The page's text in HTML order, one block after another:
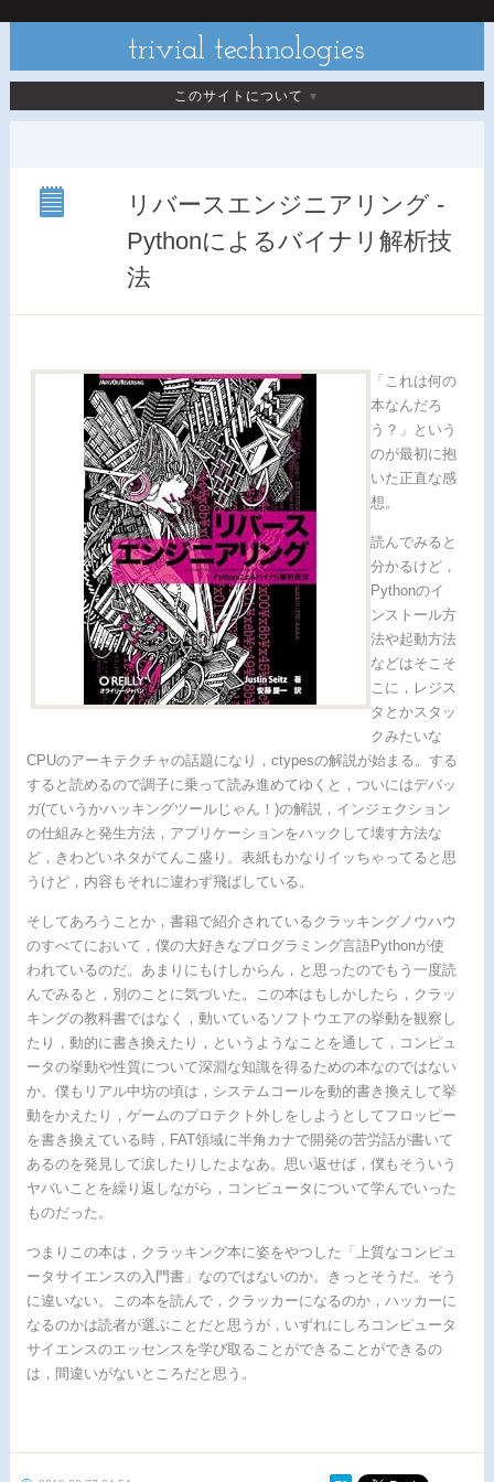
trivial technologies
このサイトについて
アリ
によ
リバースエンジニアリング -
Pythonによるバイナリ解析技
法
「これは何の
本なんだろ
う？」という
のが最初に抱
いた正直な感
想。
読んでみると
分かるけど，
Pythonのイ
ンストール方
法や起動方法
などはそこそ
こに，レジス
タとかスタッ
クみたいな
CPUのアーキテクチャの話題になり，ctypesの解説が始まる。する
すると読めるので調子に乗って読み進めてゆくと，ついにはデバッ
ガ(ていうかハッキングツールじゃん！)の解説，インジェクション
の仕組みと発生方法，アプリケーションをハックして壊す方法な
ど，きわどいネタがてんこ盛り。表紙もかなりイッちゃってると思
うけど，内容もそれに違わず飛ばしている。
そしてあろうことか，書籍で紹介されているクラッキングノウハウ
のすべてにおいて，僕の大好きなプログラミング言語Pythonが使
われているのだ。あまりにもけしからん，と思ったのでもう一度読
んでみると，別のことに気づいた。この本はもしかしたら，クラッ
キングの教科書ではなく，動いているソフトウエアの挙動を観察し
たり，動的に書き換えたり，というようなことを通して，コンピュ
ータの挙動や性質について深淵な知識を得るための本なのではない
か。僕もリアル中坊の頃は，システムコールを動的書き換えして挙
動をかえたり，ゲームのプロテクト外しをしようとしてフロッピー
を書き換えている時，FAT領域に半角カナで開発の苦労話が書いて
あるのを発見して涙したりしたよなあ。思い返せば，僕もそういう
ヤバいことを繰り返しながら，コンピュータについて学んでいった
ものだった。
つまりこの本は，クラッキング本に姿をやつした「上質なコンピュ
ータサイエンスの入門書」なのではないのか。きっとそうだ。そう
に違いない。この本を読んで，クラッカーになるのか，ハッカーに
なるのかは読者が選ぶことだと思うが，いずれにしろコンピュータ
サイエンスのエッセンスを学び取ることができることができるの
は，間違いがないところだと思う。